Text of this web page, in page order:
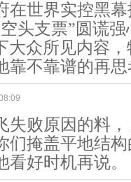
在世界实控黑
头支票”圆谎
大众所见内容
靠不靠谱的再
失败原因的料
们掩盖平地结
好时机再说。